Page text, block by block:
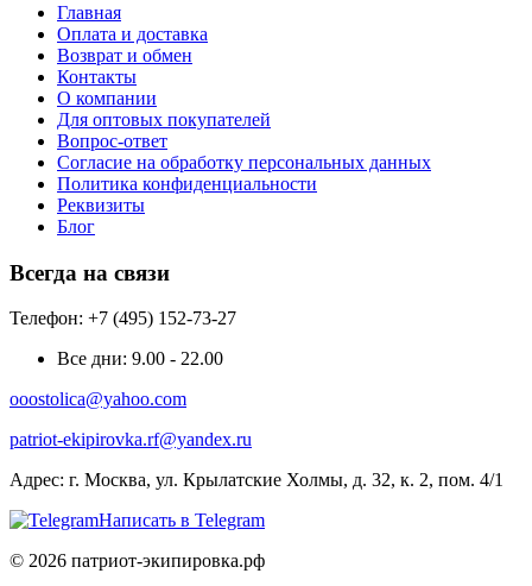
Главная
Оплата и доставка
Возврат и обмен
Контакты
О компании
Для оптовых покупателей
Вопрос-ответ
Согласие на обработку персональных данных
Политика конфиденциальности
Реквизиты
Блог
Всегда на связи
Телефон: +7 (495) 152-73-27
Все дни: 9.00 - 22.00
ooostolica@yahoo.com
patriot-ekipirovka.rf@yandex.ru
Адрес: г. Москва, ул. Крылатские Холмы, д. 32, к. 2, пом. 4/1
Написать в Telegram
© 2026 патриот-экипировка.рф